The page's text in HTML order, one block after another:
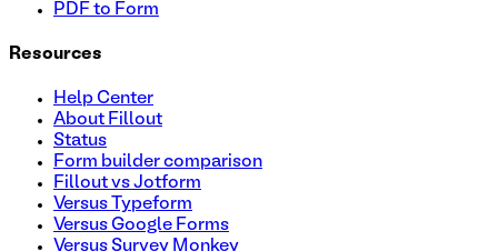
PDF to Form
Resources
Help Center
About Fillout
Status
Form builder comparison
Fillout vs Jotform
Versus Typeform
Versus Google Forms
Versus Survey Monkey